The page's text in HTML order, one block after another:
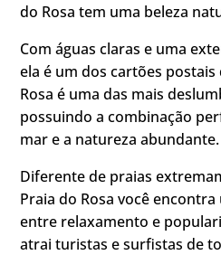
do Rosa tem uma beleza
Com águas claras e uma
ela é um dos cartões
Rosa é uma das mais
possuindo a combinação
mar e a natureza abundante.
Diferente de praias
Praia do Rosa você
entre relaxamento e
atrai turistas e surfistas de